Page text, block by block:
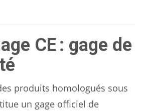
CE : gage de
produits homologués sous
un gage officiel de